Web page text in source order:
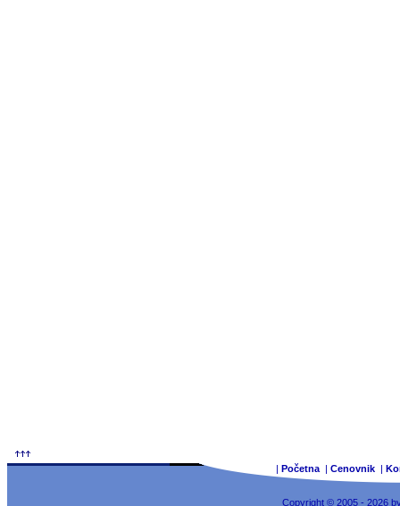
| Početna | Cenovnik |
Copyright © 2005 - 2026